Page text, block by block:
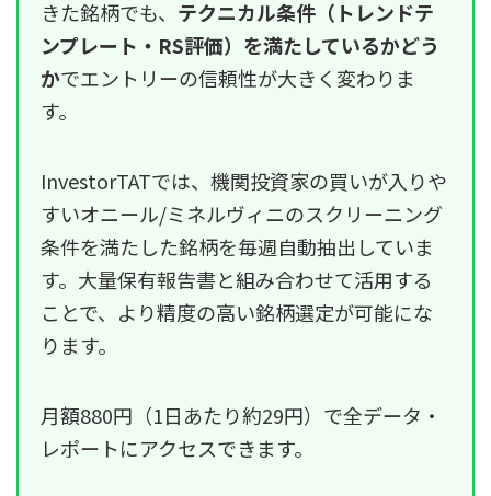
きた銘柄でも、 テクニカル条件（トレンドテ
ンプレート・RS評価）を満たしているかどう
かでエントリーの信頼性が大きく変わりま
す。
InvestorTATでは、機関投資家の買いが入りや
すいオニール/ミネルヴィニのスクリーニング
条件を満たした銘柄を毎週自動抽出していま
す。大量保有報告書と組み合わせて活用する
ことで、より精度の高い銘柄選定が可能にな
ります。
月額880円（1日あたり約29円）で全データ・
レポートにアクセスできます。